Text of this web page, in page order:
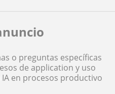
o preguntas específicas
de application y uso
en procesos productivo